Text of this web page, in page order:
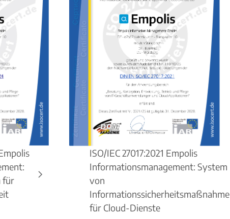
für
ISO/IEC 27017:2021 Empolis
Informationsmanagement: System
von
für Cloud-Dienste